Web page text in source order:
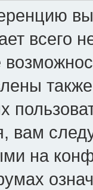
всего
вам
на